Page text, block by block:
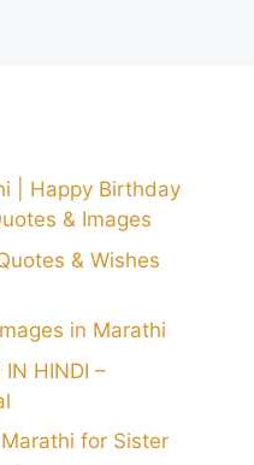
| Happy Birthday
& Images
Quotes & Wishes
in Marathi
IN HINDI –
for Sister